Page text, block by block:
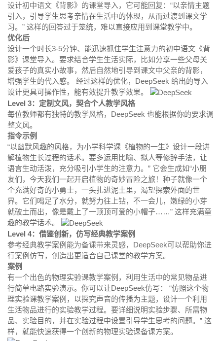
设计初中语文《背影》的课堂导入，它可能回复：“以亲情主题
引入，引导学生思考亲情在生活中的体现，从而过渡到课文学
习。” 这样的回答过于笼统，难以直接应用到课堂教学中。
优化后
设计一个时长3-5分钟、能迅速抓住学生注意力的初中语文《背
影》课堂导入。要求结合学生生活实际，比如分享一些父母关
爱孩子的真实小故事，然后自然地引导到课文中父亲的背影，
增强学生的代入感。 经过这样的优化，DeepSeek 给出的导入
设计更具可操作性，能有效提升教学效果。
Level 3：定制文风，契合个人教学风格
每位教师都有独特的教学风格，DeepSeek 也能根据你的要求调
整文风。
指令示例
“以幽默风趣的风格，为小学科学课《植物的一生》设计一段讲
解植物生长过程的话术。要多运用比喻、拟人等修辞手法，让
语言生动活泼，充分吸引小学生的注意力。” 它会生成如“小朋
友们，今天我们一起开启植物的奇妙冒险之旅！种子就像一个
个充满好奇的小勇士，一头扎进泥土里，渴望探索外面的世
界。它们喝足了水分，就努力往上钻，不一会儿，嫩绿的小芽
就破土而出，像是戴上了一顶顶可爱的小帽子……” 这样充满童
趣的教学话术。
Level 4：借鉴创新，仿写经典教学案例
参考经典教学案例能为备课带来灵感，DeepSeek可以帮助你进
行案例仿写，创造出更适合自己课堂的教学方案。
案例
有一个出色的物理实验课教学案例，利用生活中的常见物品进
行简单电路实验演示。你可以让DeepSeek仿写： “仿照这个物
理实验课教学案例，以探究声音的传播为主题，设计一个利用
生活物品进行的实验教学过程。要详细说明实验步骤、所需物
品、实验目的，并在实验过程中设置引导学生思考的问题。” 这
样，就能快速获得一个创新的物理实验课备课方案。